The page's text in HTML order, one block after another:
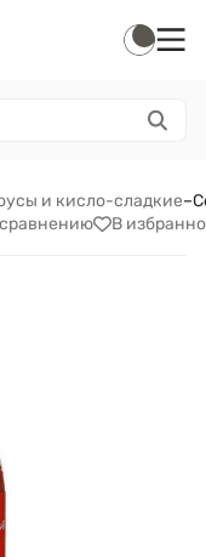
и кисло-сладкие–
В